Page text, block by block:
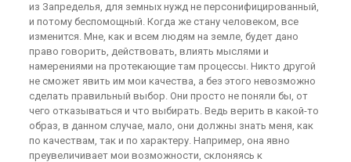
из Запределья, для земных нужд не персонифицированный,
и потому беспомощный. Когда же стану человеком, все
изменится. Мне, как и всем людям на земле, будет дано
право говорить, действовать, влиять мыслями и
намерениями на протекающие там процессы. Никто другой
не сможет явить им мои качества, а без этого невозможно
сделать правильный выбор. Они просто не поняли бы, от
чего отказываться и что выбирать. Ведь верить в какой-то
образ, в данном случае, мало, они должны знать меня, как
по качествам, так и по характеру. Например, она явно
преувеличивает мои возможности, склоняясь к